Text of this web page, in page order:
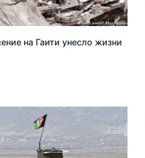
на Гаити унесло жизни